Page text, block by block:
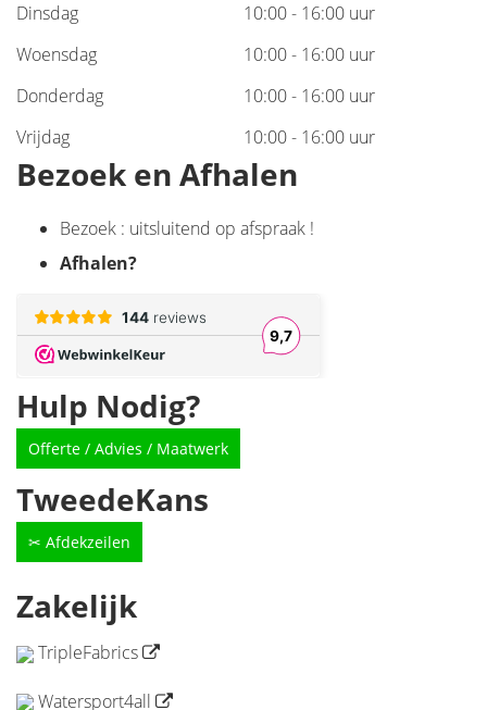
Dinsdag
10:00 - 16:00 uur
Woensdag
10:00 - 16:00 uur
Donderdag
10:00 - 16:00 uur
Vrijdag
10:00 - 16:00 uur
Bezoek en Afhalen
Bezoek : uitsluitend op afspraak !
Afhalen?
Hulp Nodig?
Offerte / Advies / Maatwerk
TweedeKans
✂ Afdekzeilen
Zakelijk
TripleFabrics
Watersport4all